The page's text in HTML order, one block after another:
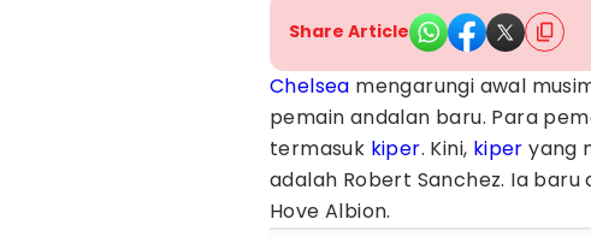
Share Article
Chelsea mengarungi awal
pemain andalan baru. Para
termasuk kiper. Kini, kiper yang
adalah Robert Sanchez. Ia
Hove Albion.